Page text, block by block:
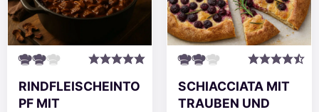
RINDFLEISCHEINTO
PF MIT
SCHIACCIATA MIT
TRAUBEN UND